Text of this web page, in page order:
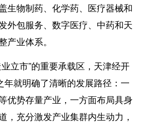
生物制药、化学药、医疗器械和
外包服务、数字医疗、中药和天
产业体系。
市”的重要承载区，天津经开
年就明确了清晰的发展路径：一
优势存量产业，一方面布局具身
，充分激发产业集群内生动力，